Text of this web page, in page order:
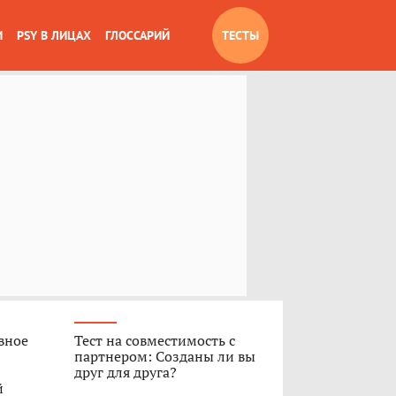
PSY В ЛИЦАХ ГЛОССАРИЙ ТЕСТЫ
Тест на совместимость с
партнером: Созданы ли вы
друг для друга?